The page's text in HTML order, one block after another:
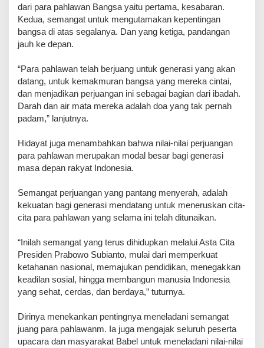
dari para pahlawan Bangsa yaitu pertama, kesabaran.
Kedua, semangat untuk mengutamakan kepentingan
bangsa di atas segalanya. Dan yang ketiga, pandangan
jauh ke depan.
“Para pahlawan telah berjuang untuk generasi yang akan
datang, untuk kemakmuran bangsa yang mereka cintai,
dan menjadikan perjuangan ini sebagai bagian dari ibadah.
Darah dan air mata mereka adalah doa yang tak pernah
padam,” lanjutnya.
Hidayat juga menambahkan bahwa nilai-nilai perjuangan
para pahlawan merupakan modal besar bagi generasi
masa depan rakyat Indonesia.
Semangat perjuangan yang pantang menyerah, adalah
kekuatan bagi generasi mendatang untuk meneruskan cita-
cita para pahlawan yang selama ini telah ditunaikan.
“Inilah semangat yang terus dihidupkan melalui Asta Cita
Presiden Prabowo Subianto, mulai dari memperkuat
ketahanan nasional, memajukan pendidikan, menegakkan
keadilan sosial, hingga membangun manusia Indonesia
yang sehat, cerdas, dan berdaya,” tuturnya.
Dirinya menekankan pentingnya meneladani semangat
juang para pahlawanm. Ia juga mengajak seluruh peserta
upacara dan masyarakat Babel untuk meneladani nilai-nilai